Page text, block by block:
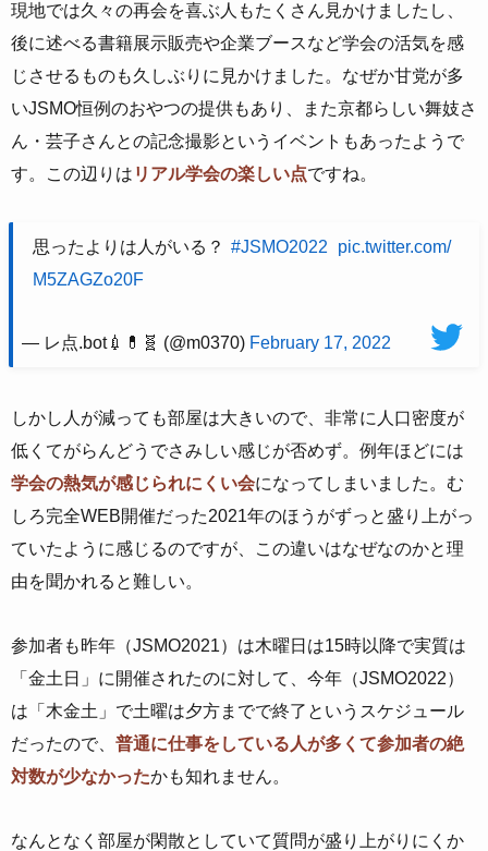
現地では久々の再会を喜ぶ人もたくさん見かけましたし、
後に述べる書籍展示販売や企業ブースなど学会の活気を感
じさせるものも久しぶりに見かけました。なぜか甘党が多
いJSMO恒例のおやつの提供もあり、また京都らしい舞妓さ
ん・芸子さんとの記念撮影というイベントもあったようで
す。この辺りは リアル学会の楽しい点ですね。
思ったよりは人がいる？ #JSMO2022
pic.twitter.com/
M5ZAGZo20F
— レ点.bot💉💊🧬 (@m0370) February 17, 2022
しかし人が減っても部屋は大きいので、非常に人口密度が
低くてがらんどうでさみしい感じが否めず。例年ほどには
学会の熱気が感じられにくい会になってしまいました。む
しろ完全WEB開催だった2021年のほうがずっと盛り上がっ
ていたように感じるのですが、この違いはなぜなのかと理
由を聞かれると難しい。
参加者も昨年（JSMO2021）は木曜日は15時以降で実質は
「金土日」に開催されたのに対して、今年（JSMO2022）
は「木金土」で土曜は夕方までで終了というスケジュール
だったので、 普通に仕事をしている人が多くて参加者の絶
対数が少なかったかも知れません。
なんとなく部屋が閑散としていて質問が盛り上がりにくか